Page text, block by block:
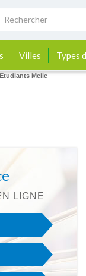
Villes Types
Etudiants Melle
LIGNE